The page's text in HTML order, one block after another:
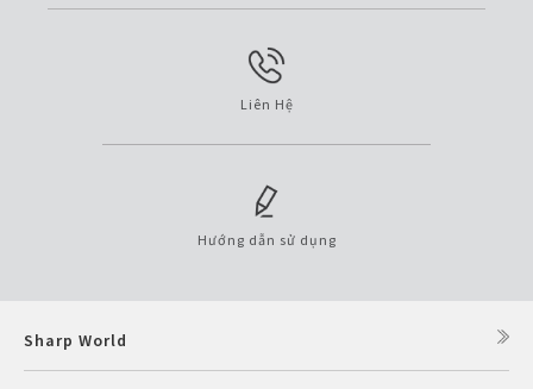
Liên Hệ
Hướng dẫn sử dụng
Sharp World